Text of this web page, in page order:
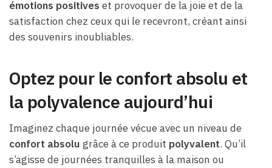
émotions positives et provoquer de la joie et de la
satisfaction chez ceux qui le recevront, créant ainsi
des souvenirs inoubliables.
Optez pour le confort absolu et
la polyvalence aujourd’hui
Imaginez chaque journée vécue avec un niveau de
confort absolu grâce à ce produit polyvalent. Qu’il
s’agisse de journées tranquilles à la maison ou